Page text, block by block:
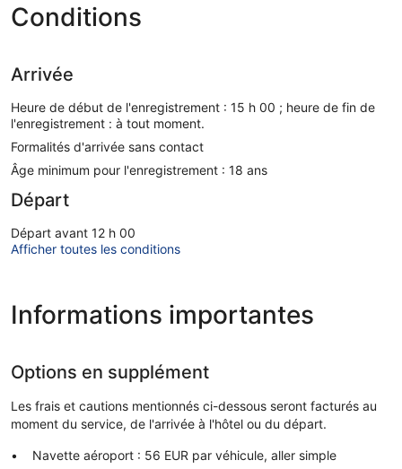
Conditions
Arrivée
Heure de début de l'enregistrement : 15 h 00 ; heure de fin de
l'enregistrement : à tout moment.
Formalités d'arrivée sans contact
Âge minimum pour l'enregistrement : 18 ans
Départ
Départ avant 12 h 00
Afficher toutes les conditions
Informations importantes
Options en supplément
Les frais et cautions mentionnés ci-dessous seront facturés au
moment du service, de l'arrivée à l'hôtel ou du départ.
Navette aéroport : 56 EUR par véhicule, aller simple